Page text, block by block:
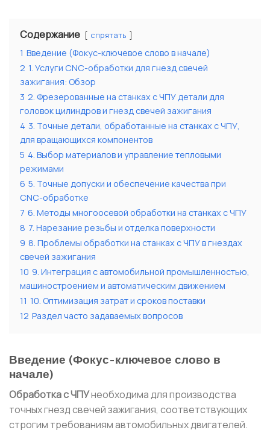
Содержание спрятать
1 Введение (Фокус-ключевое слово в начале)
2 1. Услуги CNC-обработки для гнезд свечей
зажигания: Обзор
3 2. Фрезерованные на станках с ЧПУ детали для
головок цилиндров и гнезд свечей зажигания
4 3. Точные детали, обработанные на станках с ЧПУ,
для вращающихся компонентов
5 4. Выбор материалов и управление тепловыми
режимами
6 5. Точные допуски и обеспечение качества при
CNC-обработке
7 6. Методы многоосевой обработки на станках с ЧПУ
8 7. Нарезание резьбы и отделка поверхности
9 8. Проблемы обработки на станках с ЧПУ в гнездах
свечей зажигания
10 9. Интеграция с автомобильной промышленностью,
машиностроением и автоматическим движением
11 10. Оптимизация затрат и сроков поставки
12 Раздел часто задаваемых вопросов
Введение (Фокус-ключевое слово в
начале)
Обработка с ЧПУнеобходима для производства
точных гнезд свечей зажигания, соответствующих
строгим требованиям автомобильных двигателей.